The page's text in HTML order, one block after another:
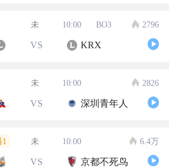
未 10:00 BO3 2796
VS KRX
未 10:00 2826
VS 深圳青年人
未 10:00 6.4万
VS 京都不死鸟